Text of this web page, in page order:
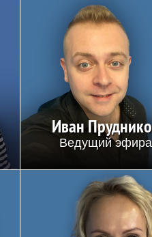
Иван
Ведущий эфира